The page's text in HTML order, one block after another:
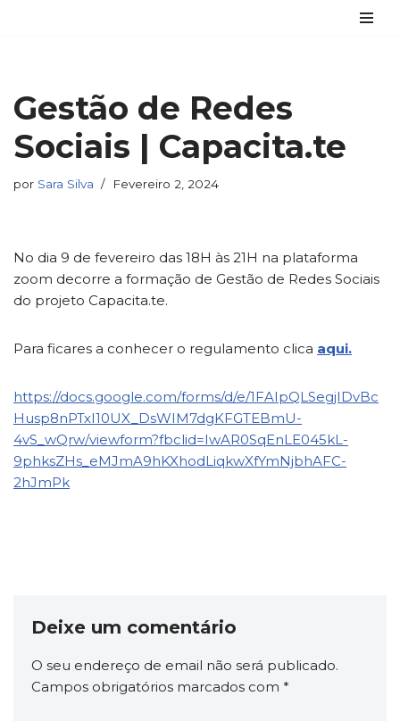
conteúdo
Gestão de Redes
Sociais | Capacita.te
por Sara Silva Fevereiro 2, 2024
No dia 9 de fevereiro das 18H às 21H na plataforma
zoom decorre a formação de Gestão de Redes Sociais
do projeto Capacita.te.
Para ficares a conhecer o regulamento clica aqui.
https://docs.google.com/forms/d/e/1FAIpQLSegjIDvBc
Husp8nPTxI10UX_DsWIM7dgKFGTEBmU-
4vS_wQrw/viewform?fbclid=IwAR0SqEnLE045kL-
9phksZHs_eMJmA9hKXhodLiqkwXfYmNjbhAFC-
2hJmPk
Deixe um comentário
O seu endereço de email não será publicado.
Campos obrigatórios marcados com *